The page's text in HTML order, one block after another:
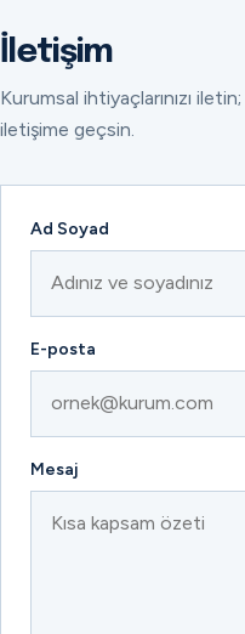
İletişim
Kurumsal ihtiyaçlarınızı
iletişime geçsin.
Ad Soyad
E-posta
Mesaj